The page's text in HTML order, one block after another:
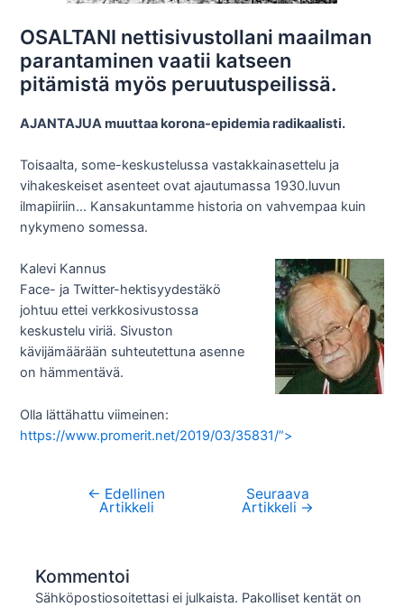
OSALTANI nettisivustollani maailman
parantaminen vaatii katseen
pitämistä myös peruutuspeilissä.
AJANTAJUA muuttaa korona-epidemia radikaalisti.
Toisaalta, some-keskustelussa vastakkainasettelu ja
vihakeskeiset asenteet ovat ajautumassa 1930.luvun
ilmapiiriin… Kansakuntamme historia on vahvempaa kuin
nykymeno somessa.
Kalevi Kannus
Face- ja Twitter-hektisyydestäkö
johtuu ettei verkkosivustossa
keskustelu viriä. Sivuston
kävijämäärään suhteutettuna asenne
on hämmentävä.
Olla lättähattu viimeinen:
https://www.promerit.net/2019/03/35831/”>
Artikkelien
← Edellinen
Artikkeli
Seuraava
Artikkeli →
Kommentoi
Sähköpostiosoitettasi ei julkaista. Pakolliset kentät on